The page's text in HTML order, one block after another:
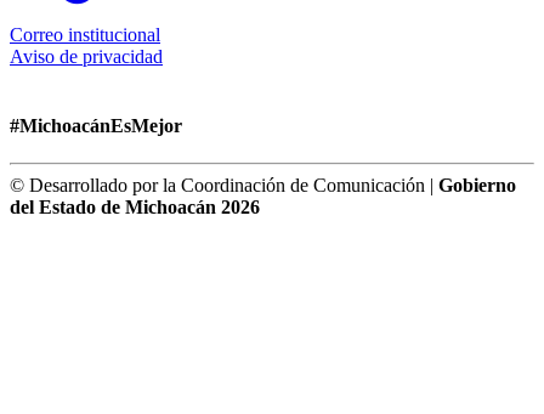
Correo institucional
Aviso de privacidad
#MichoacánEsMejor
© Desarrollado por la Coordinación de Comunicación | Gobierno
del Estado de Michoacán 2026